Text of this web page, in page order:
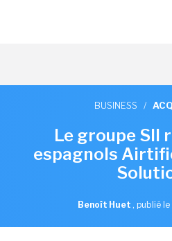
BUSINESS /
Le groupe SII
espagnols
Benoît Huet , publié